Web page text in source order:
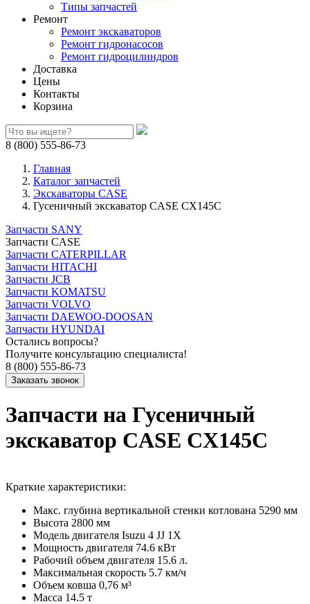
Типы запчастей
Ремонт
Ремонт экскаваторов
Ремонт гидронасосов
Ремонт гидроцилиндров
Доставка
Цены
Контакты
Корзина
8 (800) 555-86-73
Главная
Каталог запчастей
Экскаваторы CASE
Гусеничный экскаватор CASE CX145C
Запчасти SANY
Запчасти CASE
Запчасти CATERPILLAR
Запчасти HITACHI
Запчасти JCB
Запчасти KOMATSU
Запчасти VOLVO
Запчасти DAEWOO-DOOSAN
Запчасти HYUNDAI
Остались вопросы?
Получите консультацию специалиста!
8 (800) 555-86-73
Запчасти на Гусеничный
экскаватор CASE CX145C
Краткие характеристики:
Макс. глубина вертикальной стенки котлована 5290 мм
Высота 2800 мм
Модель двигателя Isuzu 4 JJ 1X
Мощность двигателя 74.6 кВт
Рабочий объем двигателя 15.6 л.
Максимальная скорость 5.7 км/ч
Объем ковша 0,76 м³
Масса 14.5 т